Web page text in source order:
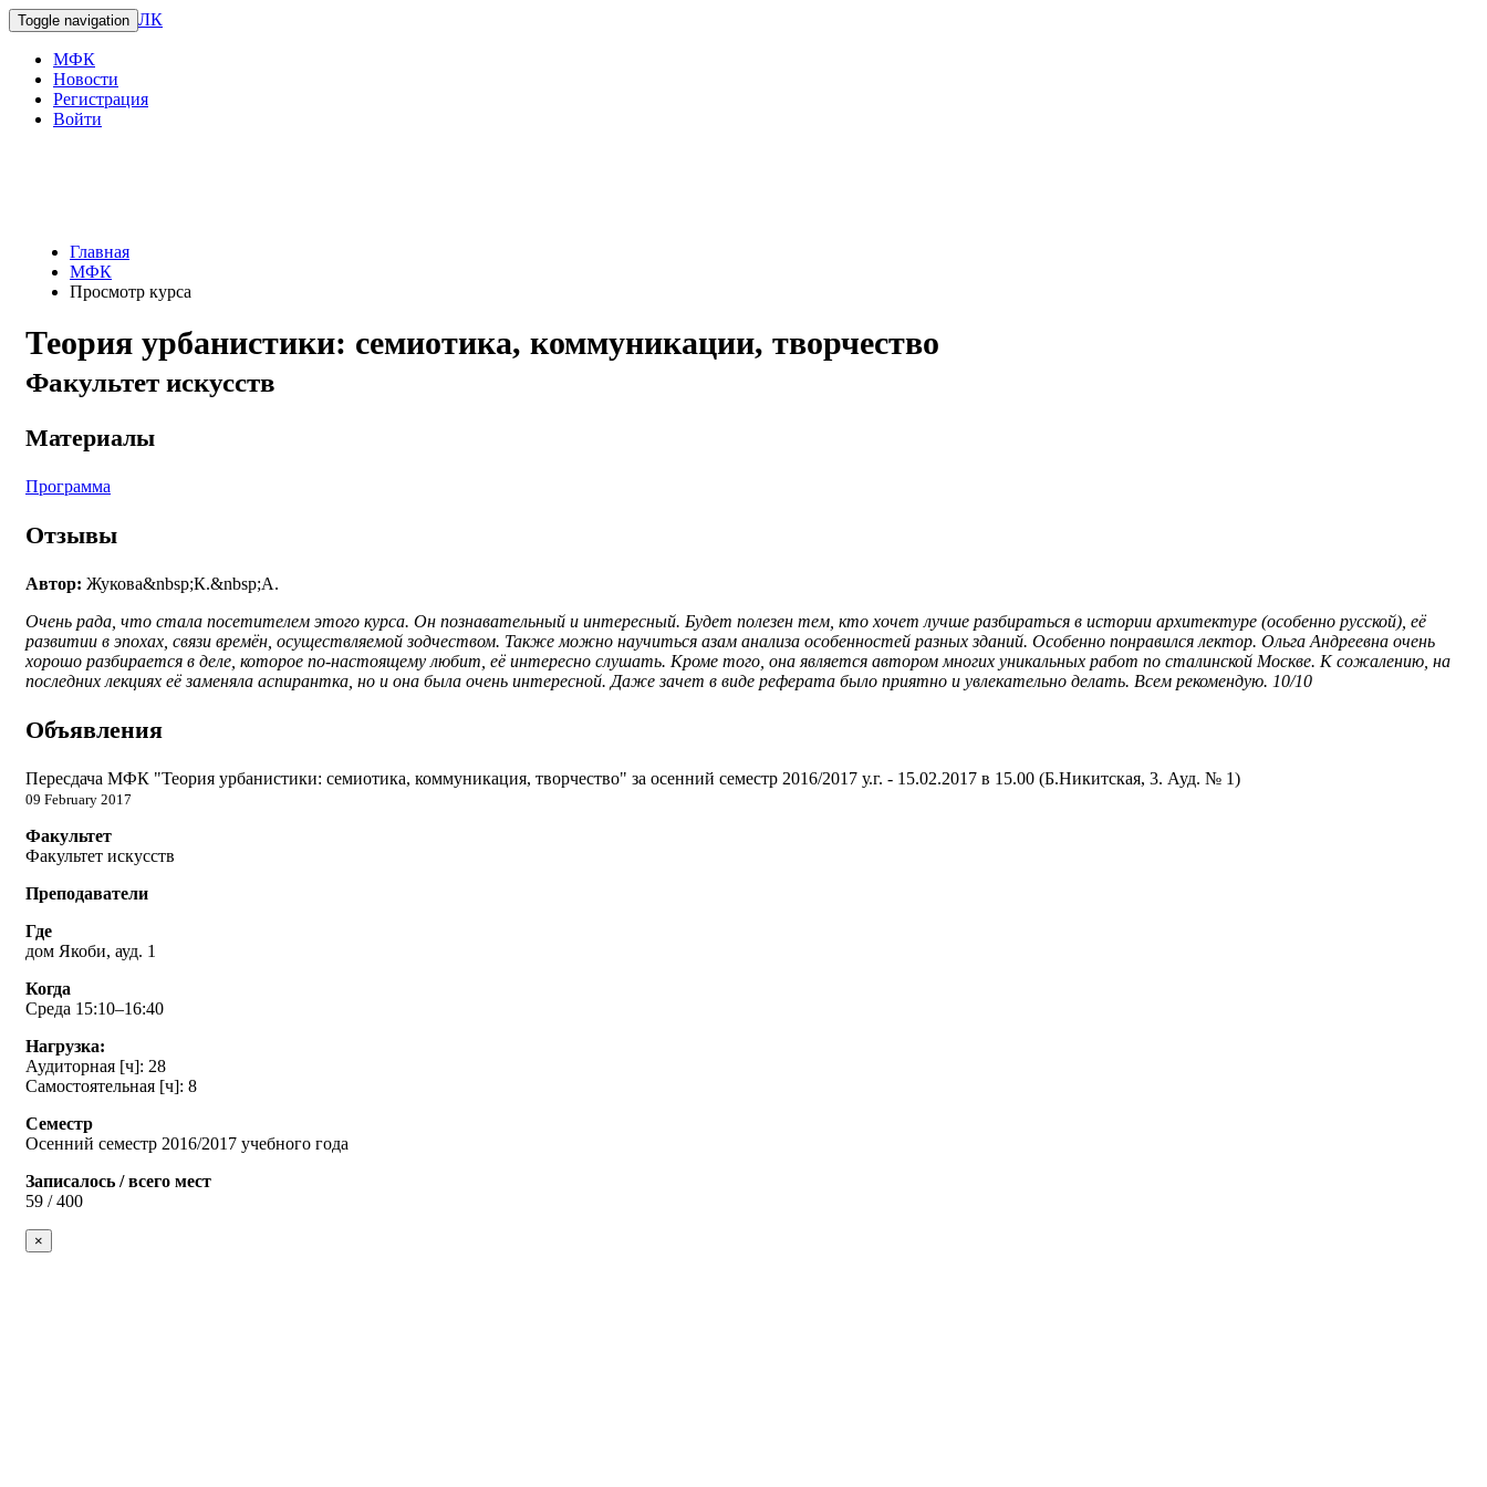
Toggle navigation ЛК
МФК
Новости
Регистрация
Войти
Главная
МФК
Просмотр курса
Теория урбанистики: семиотика, коммуникации, творчество
Факультет искусств
Материалы
Программа
Отзывы
Автор: Жукова&nbsp;К.&nbsp;А.
Очень рада, что стала посетителем этого курса. Он познавательный и интересный. Будет полезен тем, кто хочет лучше разбираться в истории архитектуре (особенно русской), её
развитии в эпохах, связи времён, осуществляемой зодчеством. Также можно научиться азам анализа особенностей разных зданий. Особенно понравился лектор. Ольга Андреевна очень
хорошо разбирается в деле, которое по-настоящему любит, её интересно слушать. Кроме того, она является автором многих уникальных работ по сталинской Москве. К сожалению, на
последних лекциях её заменяла аспирантка, но и она была очень интересной. Даже зачет в виде реферата было приятно и увлекательно делать. Всем рекомендую. 10/10
Объявления
Пересдача МФК "Теория урбанистики: семиотика, коммуникация, творчество" за осенний семестр 2016/2017 у.г. - 15.02.2017 в 15.00 (Б.Никитская, 3. Ауд. № 1)
09 February 2017
Факультет
Факультет искусств
Преподаватели
Где
дом Якоби, ауд. 1
Когда
Среда 15:10–16:40
Нагрузка:
Аудиторная [ч]: 28
Самостоятельная [ч]: 8
Семестр
Осенний семестр 2016/2017 учебного года
Записалось / всего мест
59 / 400
×